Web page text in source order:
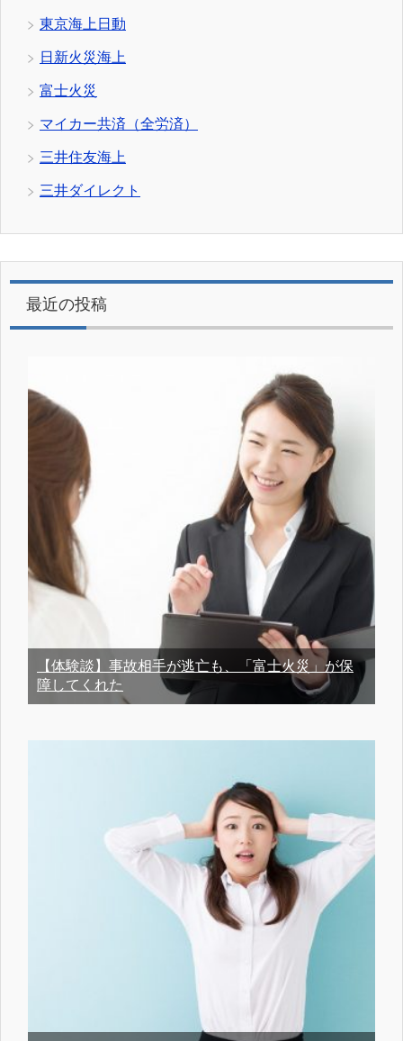
東京海上日動
日新火災海上
富士火災
マイカー共済（全労済）
三井住友海上
三井ダイレクト
最近の投稿
【体験談】事故相手が逃亡も、「富士火災」が保
障してくれた